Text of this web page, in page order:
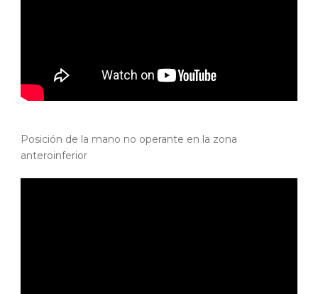
Posición de la mano no operante en la zona
anteroinferior